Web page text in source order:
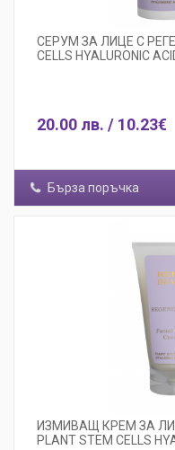
СЕРУМ ЗА ЛИЦЕ С
CELLS HYALURONIC
20.00 лв. / 10.23€
Бърза поръчка
ИЗМИВАЩ КРЕМ ЗА
PLANT STEM CELLS